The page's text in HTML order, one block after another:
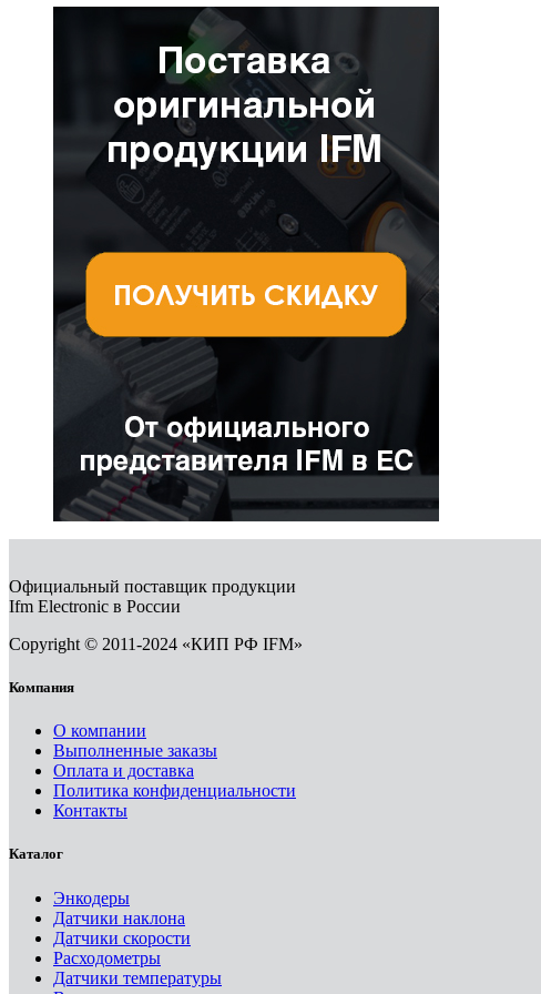
Официальный поставщик продукции
Ifm Electronic в России
Copyright © 2011-2024 «КИП РФ IFM»
Компания
О компании
Выполненные заказы
Оплата и доставка
Политика конфиденциальности
Контакты
Каталог
Энкодеры
Датчики наклона
Датчики скорости
Расходометры
Датчики температуры